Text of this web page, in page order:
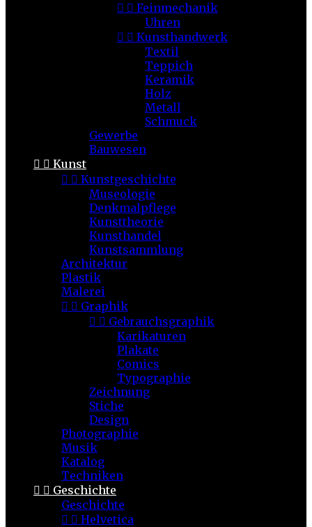
  Feinmechanik
Uhren
  Kunsthandwerk
Textil
Teppich
Keramik
Holz
Metall
Schmuck
Gewerbe
Bauwesen
  Kunst
  Kunstgeschichte
Museologie
Denkmalpflege
Kunsttheorie
Kunsthandel
Kunstsammlung
Architektur
Plastik
Malerei
  Graphik
  Gebrauchsgraphik
Karikaturen
Plakate
Comics
Typographie
Zeichnung
Stiche
Design
Photographie
Musik
Katalog
Techniken
  Geschichte
Geschichte
  Helvetica